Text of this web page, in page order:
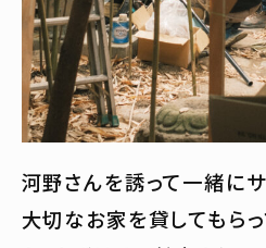
河野さんを誘って一緒に
大切なお家を貸してもら